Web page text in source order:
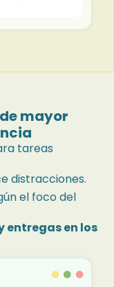
mayor
tareas
distracciones.
el foco del
entregas en los